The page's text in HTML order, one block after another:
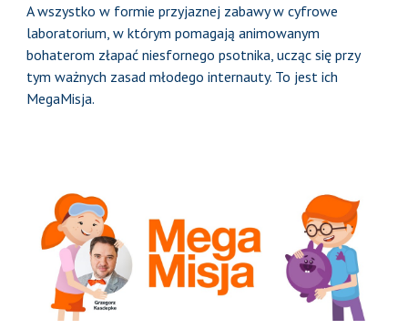
A wszystko w formie przyjaznej zabawy w cyfrowe
laboratorium, w którym pomagają animowanym
bohaterom złapać niesfornego psotnika, ucząc się przy
tym ważnych zasad młodego internauty. To jest ich
MegaMisja.